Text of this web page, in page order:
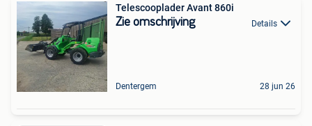
Telescooplader Avant 860i
Zie omschrijving Details
Dentergem 28 jun 26